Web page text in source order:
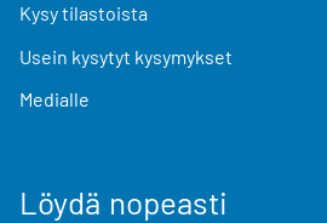
Kysy tilastoista
Usein kysytyt kysymykset
Medialle
Löydä nopeasti